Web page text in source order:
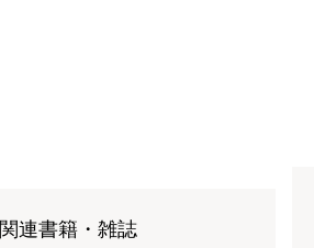
関連書籍・雑誌